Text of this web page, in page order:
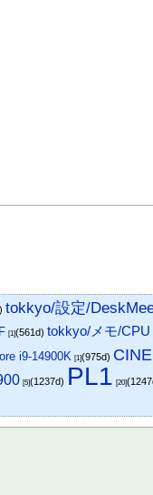
tokkyo/設定/
[1](561d)tokkyo/メモ/CPU
i9-14900K [1](975d)
[5](1237d) PL1 [20]